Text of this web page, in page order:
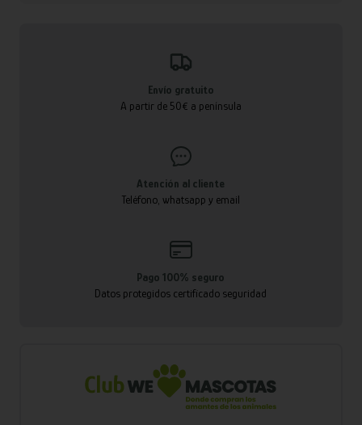
Envío gratuito
A partir de 50€ a península
Atención al cliente
Teléfono, whatsapp y email
Pago 100% seguro
Datos protegidos certificado seguridad